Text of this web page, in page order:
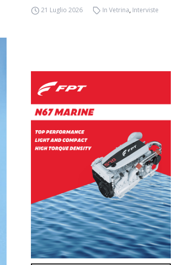
21 Luglio 2026 In Vetrina, Interviste